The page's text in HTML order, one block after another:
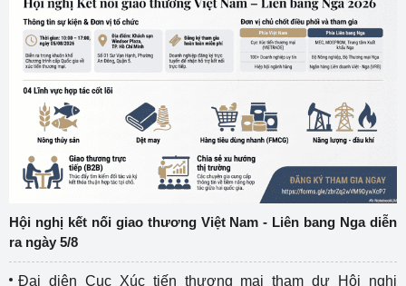
Hội nghị kết nối giao thương Việt Nam - Liên bang Nga diễn
ra ngày 5/8
Đại diện Cục Xúc tiến thương mại tham dự Hội nghị